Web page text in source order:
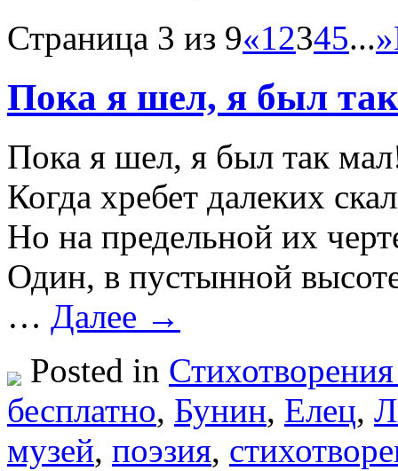
Страница 3 из 9«12345...»
Пока я шел, я был
Пока я шел, я был так
Когда хребет далеких
Но на предельной их
Один, в пустынной
… Далее →
Posted in
бесплатно, Бунин, Елец,
музей, поэзия,